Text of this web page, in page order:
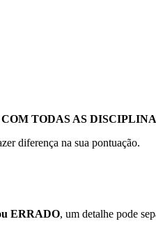
TODAS AS
diferença na sua pontuação.
ERRADO, um detalhe pode